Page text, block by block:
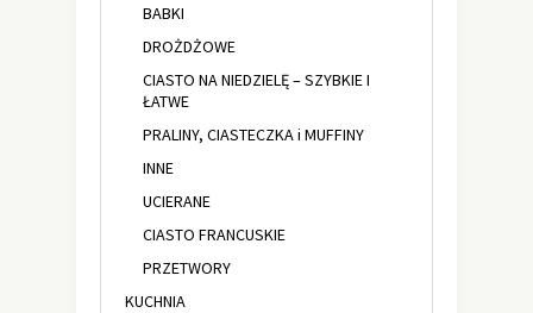
BABKI
DROŻDŻOWE
CIASTO NA NIEDZIELĘ – SZYBKIE I
ŁATWE
PRALINY, CIASTECZKA i MUFFINY
INNE
UCIERANE
CIASTO FRANCUSKIE
PRZETWORY
KUCHNIA